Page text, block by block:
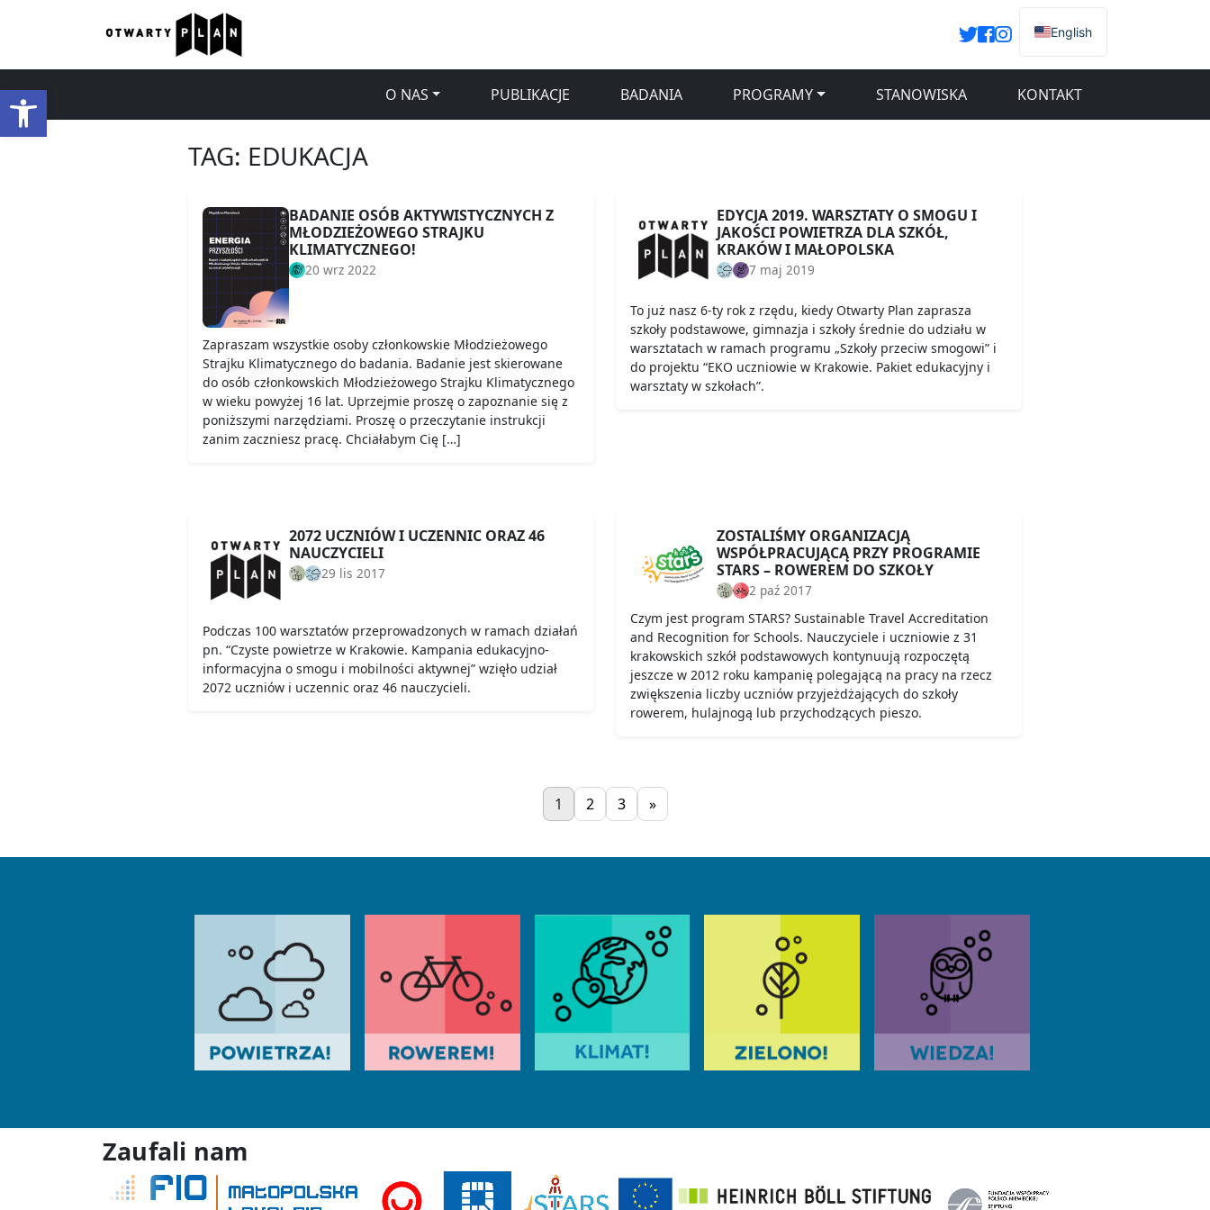
Otwórz pasek narzędzi
English
O NAS PUBLIKACJE BADANIA PROGRAMY STANOWISKA KONTAKT
TAG: EDUKACJA
BADANIE OSÓB AKTYWISTYCZNYCH Z
MŁODZIEŻOWEGO STRAJKU
KLIMATYCZNEGO!
20 wrz 2022
Zapraszam wszystkie osoby członkowskie Młodzieżowego
Strajku Klimatycznego do badania. Badanie jest skierowane
do osób członkowskich Młodzieżowego Strajku Klimatycznego
w wieku powyżej 16 lat. Uprzejmie proszę o zapoznanie się z
poniższymi narzędziami. Proszę o przeczytanie instrukcji
zanim zaczniesz pracę. Chciałabym Cię […]
EDYCJA 2019. WARSZTATY O SMOGU I
JAKOŚCI POWIETRZA DLA SZKÓŁ,
KRAKÓW I MAŁOPOLSKA
7 maj 2019
To już nasz 6-ty rok z rzędu, kiedy Otwarty Plan zaprasza
szkoły podstawowe, gimnazja i szkoły średnie do udziału w
warsztatach w ramach programu „Szkoły przeciw smogowi” i
do projektu “EKO uczniowie w Krakowie. Pakiet edukacyjny i
warsztaty w szkołach”.
2072 UCZNIÓW I UCZENNIC ORAZ 46
NAUCZYCIELI
29 lis 2017
Podczas 100 warsztatów przeprowadzonych w ramach działań
pn. “Czyste powietrze w Krakowie. Kampania edukacyjno-
informacyjna o smogu i mobilności aktywnej” wzięło udział
2072 uczniów i uczennic oraz 46 nauczycieli.
ZOSTALIŚMY ORGANIZACJĄ
WSPÓŁPRACUJĄCĄ PRZY PROGRAMIE
STARS – ROWEREM DO SZKOŁY
2 paź 2017
Czym jest program STARS? Sustainable Travel Accreditation
and Recognition for Schools. Nauczyciele i uczniowie z 31
krakowskich szkół podstawowych kontynuują rozpoczętą
jeszcze w 2012 roku kampanię polegającą na pracy na rzecz
zwiększenia liczby uczniów przyjeżdżających do szkoły
rowerem, hulajnogą lub przychodzących pieszo.
1 2 3 »
Zaufali nam